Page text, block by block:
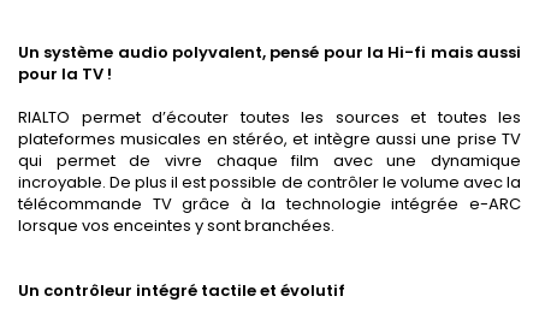
Un système audio polyvalent, pensé pour la Hi-fi mais aussi
pour la TV !
RIALTO permet d’écouter toutes les sources et toutes les
plateformes musicales en stéréo, et intègre aussi une prise TV
qui permet de vivre chaque film avec une dynamique
incroyable. De plus il est possible de contrôler le volume avec la
télécommande TV grâce à la technologie intégrée e-ARC
lorsque vos enceintes y sont branchées.
Un contrôleur intégré tactile et évolutif